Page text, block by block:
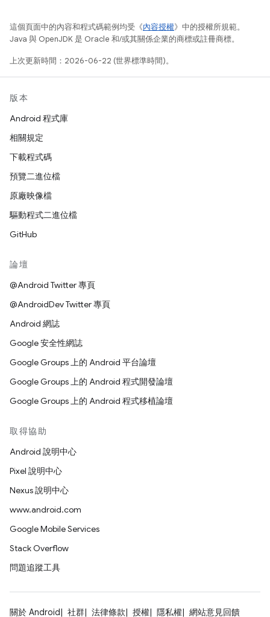
這個頁面中的內容和程式碼範例均受《內容授權》中的授權所規範。
Java 與 OpenJDK 是 Oracle 和/或其關係企業的商標或註冊商標。
上次更新時間：2026-06-22 (世界標準時間)。
版本
Android 程式庫
相關規定
下載程式碼
預覽二進位檔
原廠映像檔
驅動程式二進位檔
GitHub
論壇
@Android Twitter 專頁
@AndroidDev Twitter 專頁
Android 網誌
Google 安全性網誌
Google Groups 上的 Android 平台論壇
Google Groups 上的 Android 程式開發論壇
Google Groups 上的 Android 程式移植論壇
取得協助
Android 說明中心
Pixel 說明中心
Nexus 說明中心
www.android.com
Google Mobile Services
Stack Overflow
問題追蹤工具
關於 Android 社群 法律條款 授權 隱私權 網站意見回饋